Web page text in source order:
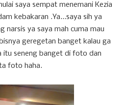
saya sempat menemani Kezia
kebakaran .Ya...saya sih ya
narsis ya saya mah cuma mau
geregetan banget kalau ga
itu seneng banget di foto dan
foto haha.